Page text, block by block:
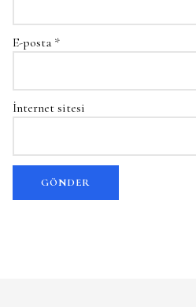
E-posta *
İnternet sitesi